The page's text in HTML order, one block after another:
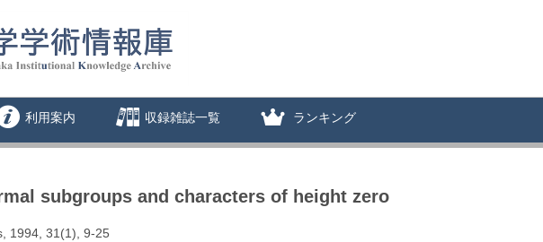
利用案内 収録雑誌一覧 ランキング
subgroups and characters of height zero
1994, 31(1), 9-25